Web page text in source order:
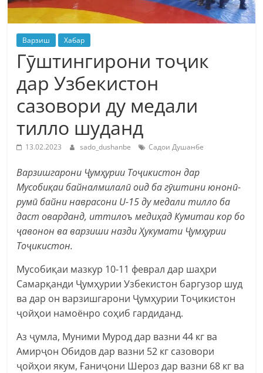
Варзиш Хабар
Гӯштингирони тоҷик
дар Узбекистон
сазовори ду медали
тилло шуданд
13.02.2023 sado_dushanbe Садои Душанбе
Варзишгарони Ҷумҳурии Тоҷикистон дар
Мусобиқаи байналмилалӣ оид ба гӯштини юнонӣ-
румӣ байни наврасони U-15 ду медали тилло ба
даст оварданд, иттилоъ медиҳад Кумитаи кор бо
ҷавонон ва варзиши назди Ҳукумати Ҷумҳурии
Тоҷикистон.
Мусобиқаи мазкур 10-11 феврал дар шаҳри
Самарқанди Ҷумҳурии Узбекистон баргузор шуд
ва дар он варзишгарони Ҷумҳурии Тоҷикистон
ҷойҳои намоёнро соҳиб гардиданд.
Аз ҷумла, Муними Мурод дар вазни 44 кг ва
Амирҷон Обидов дар вазни 52 кг сазовори
ҷойҳои якум, Ғаниҷони Шероз дар вазни 68 кг ва